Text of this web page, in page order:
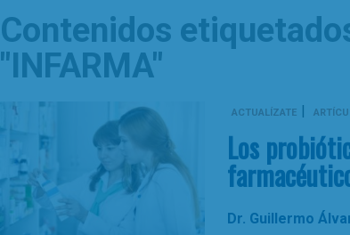
Contenidos
"INFARMA"
ACTUALÍZATE |
Los
Dr. Guillermo